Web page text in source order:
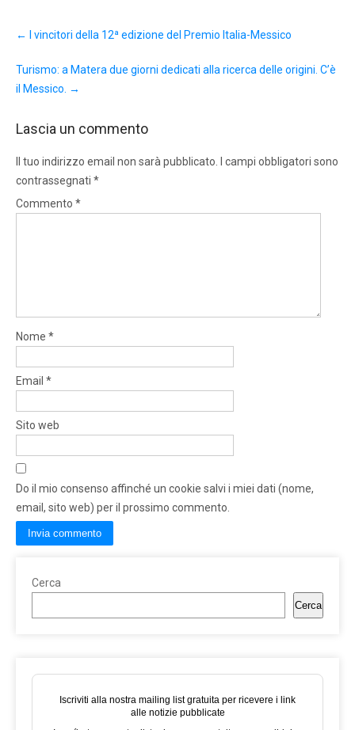
navigation
← I vincitori della 12ª edizione del Premio Italia-Messico
Turismo: a Matera due giorni dedicati alla ricerca delle origini. C’è
il Messico. →
Lascia un commento
Il tuo indirizzo email non sarà pubblicato.
I campi obbligatori sono
contrassegnati *
Commento *
Nome *
Email *
Sito web
Do il mio consenso affinché un cookie salvi i miei dati (nome,
email, sito web) per il prossimo commento.
Cerca
Cerca
Iscriviti alla nostra mailing list gratuita per ricevere i link
alle notizie pubblicate